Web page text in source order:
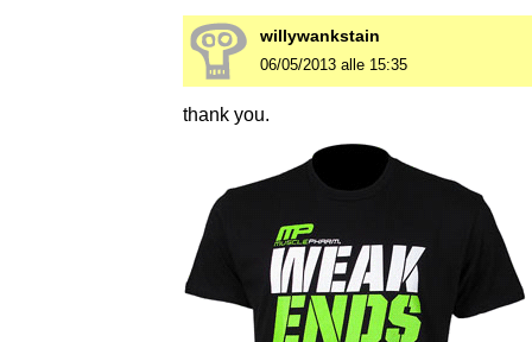
willywankstain
06/05/2013 alle 15:35
thank you.